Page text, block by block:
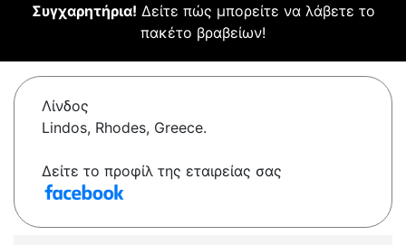
Συγχαρητήρια! Δείτε πώς μπορείτε να λάβετε το
πακέτο βραβείων!
Λίνδος
Lindos, Rhodes, Greece.
Δείτε το προφίλ της εταιρείας σας